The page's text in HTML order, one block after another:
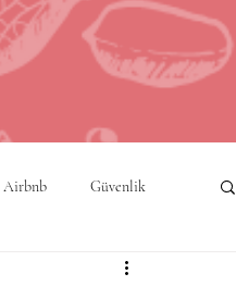
Airbnb Güvenlik
Akıllı Şehirler